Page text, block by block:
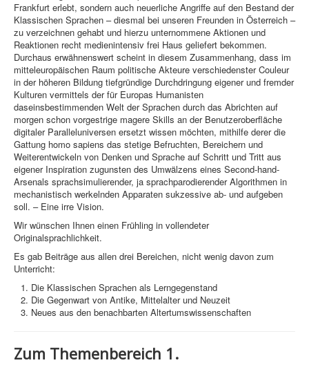
Frankfurt erlebt, sondern auch neuerliche Angriffe auf den Bestand der
Klassischen Sprachen – diesmal bei unseren Freunden in Österreich –
zu verzeichnen gehabt und hierzu unternommene Aktionen und
Reaktionen recht medienintensiv frei Haus geliefert bekommen.
Durchaus erwähnenswert scheint in diesem Zusammenhang, dass im
mitteleuropäischen Raum politische Akteure verschiedenster Couleur
in der höheren Bildung tiefgründige Durchdringung eigener und fremder
Kulturen vermittels der für Europas Humanisten
daseinsbestimmenden Welt der Sprachen durch das Abrichten auf
morgen schon vorgestrige magere Skills an der Benutzeroberfläche
digitaler Paralleluniversen ersetzt wissen möchten, mithilfe derer die
Gattung homo sapiens das stetige Befruchten, Bereichern und
Weiterentwickeln von Denken und Sprache auf Schritt und Tritt aus
eigener Inspiration zugunsten des Umwälzens eines Second-hand-
Arsenals sprachsimulierender, ja sprachparodierender Algorithmen in
mechanistisch werkelnden Apparaten sukzessive ab- und aufgeben
soll. – Eine irre Vision.
Wir wünschen Ihnen einen Frühling in vollendeter
Originalsprachlichkeit.
Es gab Beiträge aus allen drei Bereichen, nicht wenig davon zum
Unterricht:
Die Klassischen Sprachen als Lerngegenstand
Die Gegenwart von Antike, Mittelalter und Neuzeit
Neues aus den benachbarten Altertumswissenschaften
Zum Themenbereich 1.